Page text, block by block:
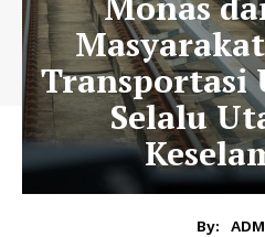
Transportasi
Selalu
By: